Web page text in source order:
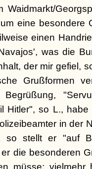
eine besondere
einen
was die
der mir gefiel,
Grußformen
Hitler", so L.,
in der
so stellt er "auf
die besonderen
müsse;